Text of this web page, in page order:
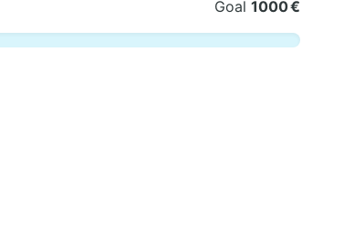
Goal 1000 €